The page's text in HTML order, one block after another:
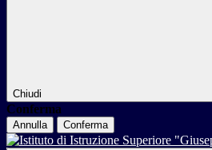
Chiudi
Conferma
Annulla Conferma